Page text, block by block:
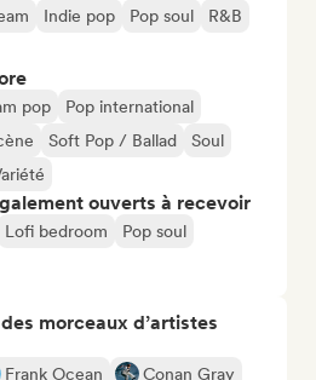
Indie pop Pop soul
R&B
pop
Pop international
Soft Pop / Ballad
Soul
ouverts à recevoir
Lofi bedroom
Pop soul
morceaux d’artistes
Frank Ocean
Conan Gray